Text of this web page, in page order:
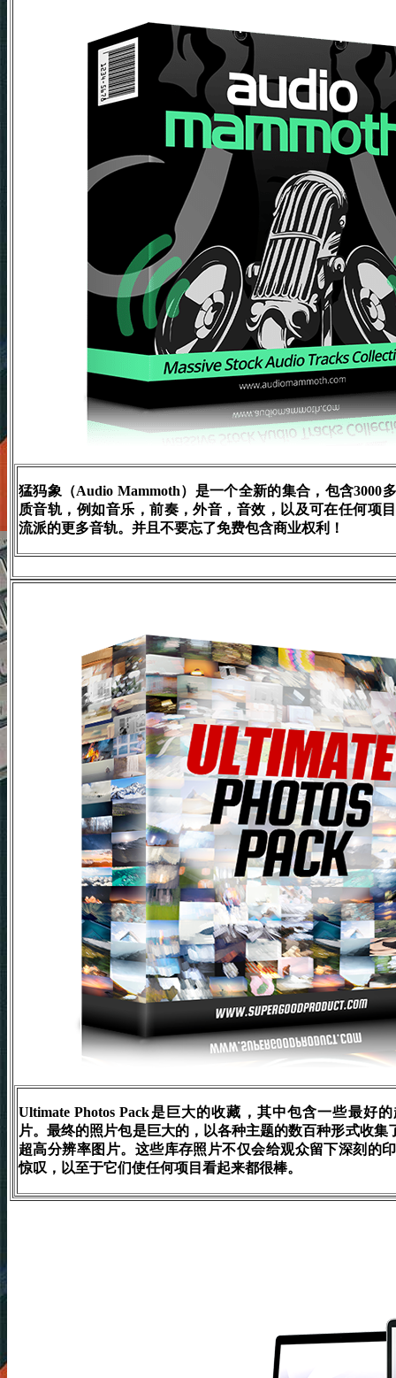
猛犸象（Audio Mammoth）是一个全新的集合，包含3000
质音轨，例如音乐，前奏，外音，音效，以及可在任何项
流派的更多音轨。并且不要忘了免费包含商业权利！
Ultimate Photos Pack是巨大的收藏，其中包含一些最好
片。最终的照片包是巨大的，以各种主题的数百种形式收集
超高分辨率图片。这些库存照片不仅会给观众留下深刻的
惊叹，以至于它们使任何项目看起来都很棒。